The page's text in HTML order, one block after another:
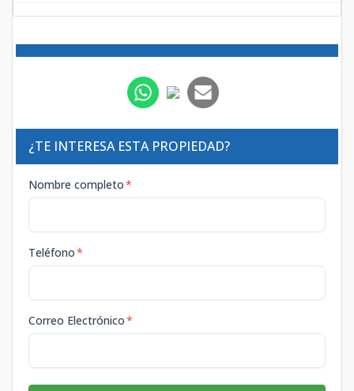
¿TE INTERESA ESTA PROPIEDAD?
Nombre completo*
Teléfono*
Correo Electrónico*